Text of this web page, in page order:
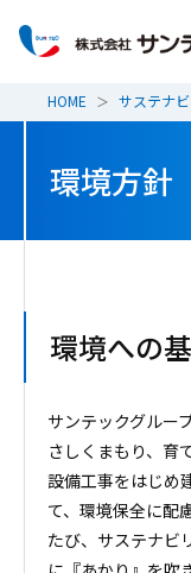
HOME サステナ
環境方針
環境への
サンテックグルー
さしくまもり、育
設備工事をはじめ
て、環境保全に配
たび、サステナビ